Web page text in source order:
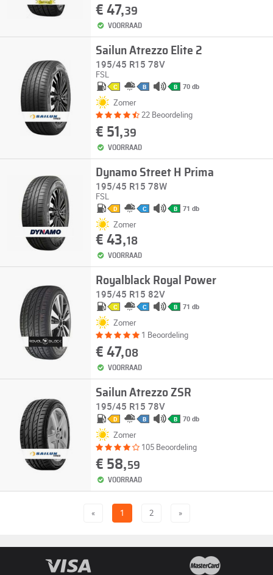
€ 47,39
VOORRAAD
Sailun Atrezzo Elite 2
195/45 R15 78V
FSL
C B B 70 db
Zomer
22 Beoordeling
€ 51,39
VOORRAAD
Dynamo Street H Prima
195/45 R15 78W
FSL
D C B 71 db
Zomer
€ 43,18
VOORRAAD
Royalblack Royal Power
195/45 R15 82V
C C B 71 db
Zomer
1 Beoordeling
€ 47,08
VOORRAAD
Sailun Atrezzo ZSR
195/45 R15 78V
D B B 70 db
Zomer
105 Beoordeling
€ 58,59
VOORRAAD
« 1 2 »